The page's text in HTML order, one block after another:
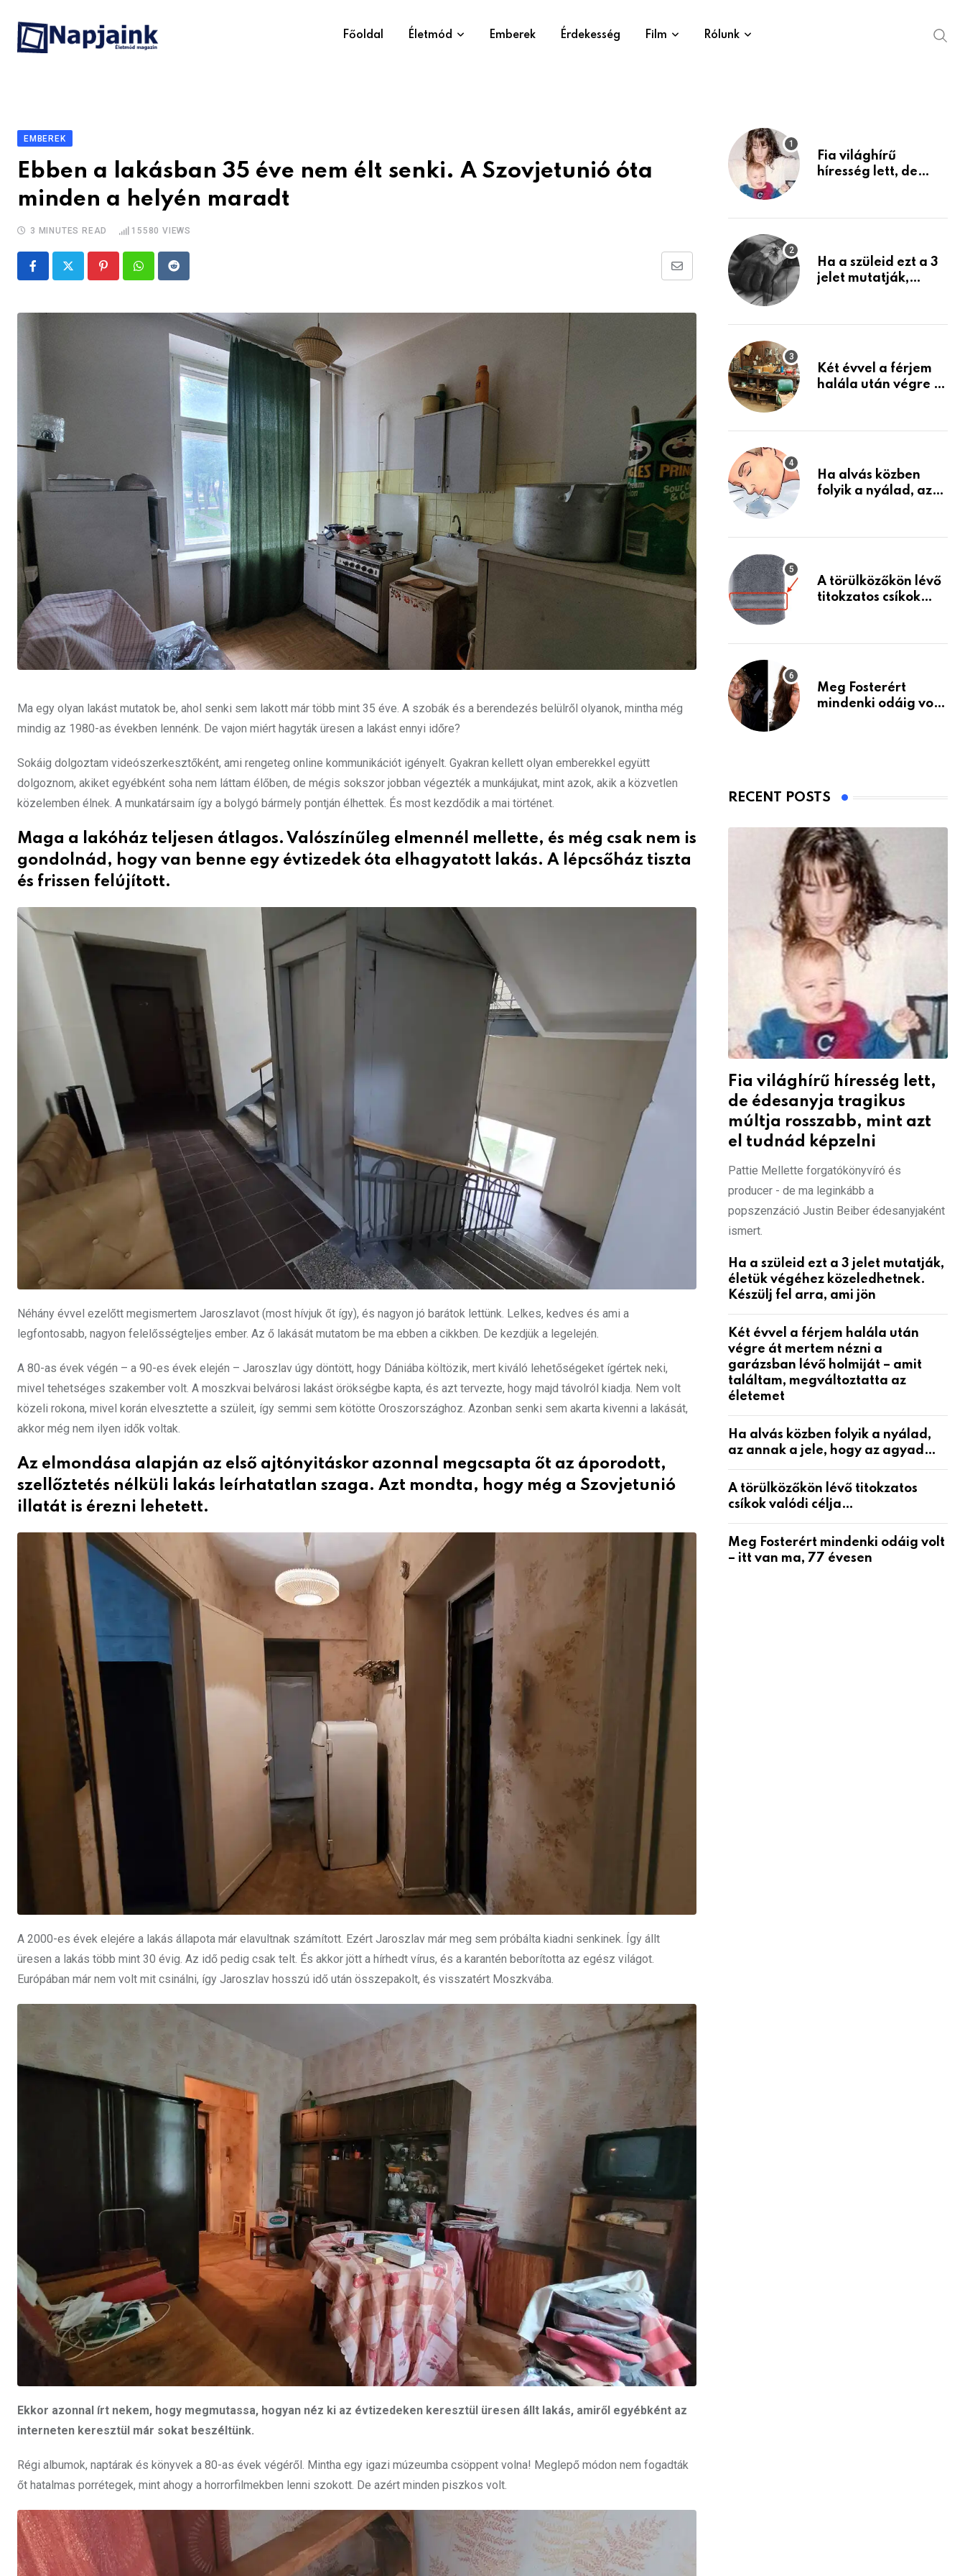
content
Főoldal Életmód Emberek Érdekesség Film Rólunk
EMBEREK
Ebben a lakásban 35 éve nem élt senki. A Szovjetunió óta
minden a helyén maradt
3 MINUTES READ 15580 VIEWS
PinterestWhatsappReddit
Share
Email
Ma egy olyan lakást mutatok be, ahol senki sem lakott már több mint 35 éve. A szobák és a berendezés belülről olyanok, mintha még
mindig az 1980-as években lennénk. De vajon miért hagyták üresen a lakást ennyi időre?
Sokáig dolgoztam videószerkesztőként, ami rengeteg online kommunikációt igényelt. Gyakran kellett olyan emberekkel együtt
dolgoznom, akiket egyébként soha nem láttam élőben, de mégis sokszor jobban végezték a munkájukat, mint azok, akik a közvetlen
közelemben élnek. A munkatársaim így a bolygó bármely pontján élhettek. És most kezdődik a mai történet.
Maga a lakóház teljesen átlagos. Valószínűleg elmennél mellette, és még csak nem is
gondolnád, hogy van benne egy évtizedek óta elhagyatott lakás. A lépcsőház tiszta
és frissen felújított.
Néhány évvel ezelőtt megismertem Jaroszlavot (most hívjuk őt így), és nagyon jó barátok lettünk. Lelkes, kedves és ami a
legfontosabb, nagyon felelősségteljes ember. Az ő lakását mutatom be ma ebben a cikkben. De kezdjük a legelején.
A 80-as évek végén – a 90-es évek elején – Jaroszlav úgy döntött, hogy Dániába költözik, mert kiváló lehetőségeket ígértek neki,
mivel tehetséges szakember volt. A moszkvai belvárosi lakást örökségbe kapta, és azt tervezte, hogy majd távolról kiadja. Nem volt
közeli rokona, mivel korán elvesztette a szüleit, így semmi sem kötötte Oroszországhoz. Azonban senki sem akarta kivenni a lakását,
akkor még nem ilyen idők voltak.
Az elmondása alapján az első ajtónyitáskor azonnal megcsapta őt az áporodott,
szellőztetés nélküli lakás leírhatatlan szaga. Azt mondta, hogy még a Szovjetunió
illatát is érezni lehetett.
A 2000-es évek elejére a lakás állapota már elavultnak számított. Ezért Jaroszlav már meg sem próbálta kiadni senkinek. Így állt
üresen a lakás több mint 30 évig. Az idő pedig csak telt. És akkor jött a hírhedt vírus, és a karantén beborította az egész világot.
Európában már nem volt mit csinálni, így Jaroszlav hosszú idő után összepakolt, és visszatért Moszkvába.
Ekkor azonnal írt nekem, hogy megmutassa, hogyan néz ki az évtizedeken keresztül üresen állt lakás, amiről egyébként az
interneten keresztül már sokat beszéltünk.
Régi albumok, naptárak és könyvek a 80-as évek végéről. Mintha egy igazi múzeumba csöppent volna! Meglepő módon nem fogadták
őt hatalmas porrétegek, mint ahogy a horrorfilmekben lenni szokott. De azért minden piszkos volt.
Fia világhírű
híresség lett, de
mint azt el tudnád
Ha a szüleid ezt a 3
jelet mutatják,
Készülj fel arra, ami
Két évvel a férjem
halála után végre át
holmiját – amit
életemet
Ha alvás közben
folyik a nyálad, az
A törülközőkön lévő
titokzatos csíkok
Meg Fosterért
mindenki odáig volt
RECENT POSTS
Fia világhírű híresség lett,
de édesanyja tragikus
múltja rosszabb, mint azt
el tudnád képzelni
Pattie Mellette forgatókönyvíró és
producer - de ma leginkább a
popszenzáció Justin Beiber édesanyjaként
ismert.
Ha a szüleid ezt a 3 jelet mutatják,
életük végéhez közeledhetnek.
Készülj fel arra, ami jön
Két évvel a férjem halála után
végre át mertem nézni a
garázsban lévő holmiját – amit
találtam, megváltoztatta az
életemet
Ha alvás közben folyik a nyálad,
az annak a jele, hogy az agyad…
A törülközőkön lévő titokzatos
csíkok valódi célja…
Meg Fosterért mindenki odáig volt
– itt van ma, 77 évesen